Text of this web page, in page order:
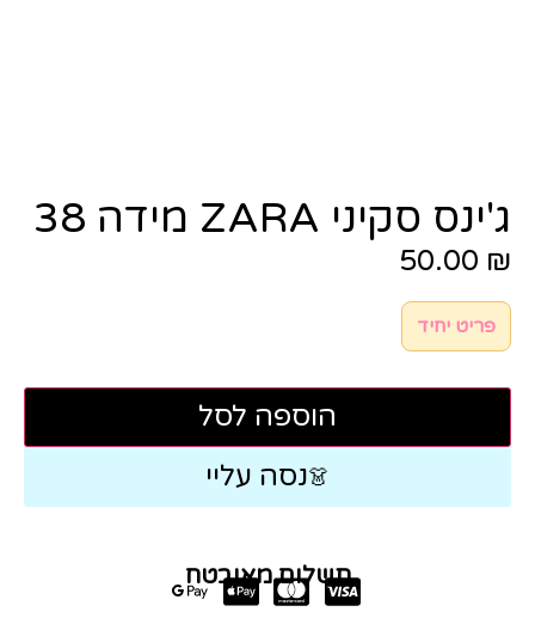
ג'ינס סקיני ZARA מידה 38
50.00 ₪
פריט יחיד
הוספה לסל
👗נסה עליי
תשלום מאובטח